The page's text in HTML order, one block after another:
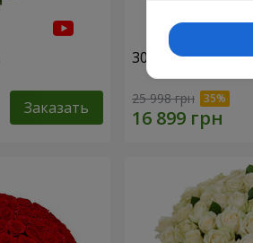
Заказать
301 красная роза
25 998 грн